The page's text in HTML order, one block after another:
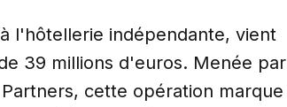
l'hôtellerie indépendante, vient
39 millions d'euros. Menée par
cette opération marque